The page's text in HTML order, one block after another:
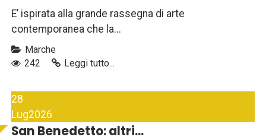
E’ ispirata alla grande rassegna di arte
contemporanea che la...
Marche
242
Leggi tutto...
28
Lug2026
San Benedetto: altri...